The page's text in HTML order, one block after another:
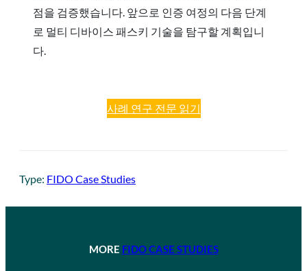
점을 검증했습니다. 앞으로 인증 여정의 다음 단계
로 멀티 디바이스 패스키 기술을 탐구할 계획입니
다.
사례 연구 전문 읽기
Type: FIDO Case Studies
MORE FIDO CASE STUDIES